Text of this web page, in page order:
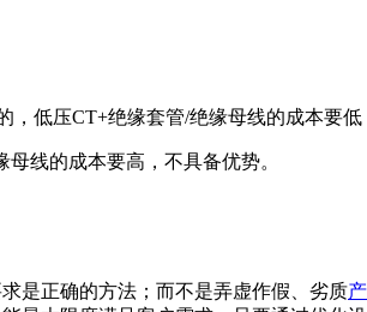
低压CT+绝缘套管/绝缘母线的成本要
线的成本要高，不具备优势。
是正确的方法；而不是弄虚作假、劣质